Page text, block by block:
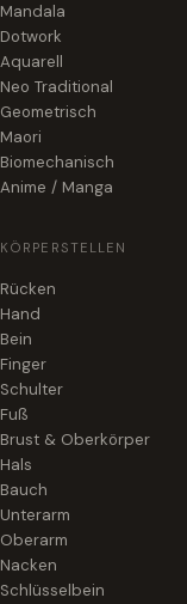
Mandala
Dotwork
Aquarell
Neo Traditional
Geometrisch
Maori
Biomechanisch
Anime / Manga
KÖRPERSTELLEN
Rücken
Hand
Bein
Finger
Schulter
Fuß
Brust & Oberkörper
Hals
Bauch
Unterarm
Oberarm
Nacken
Schlüsselbein